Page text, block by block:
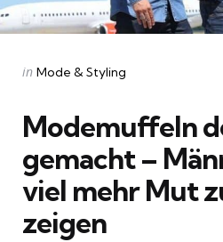
Categories
Posted
in Mode & Styling
Modemuffeln
gemacht –
viel mehr Mut
zeigen